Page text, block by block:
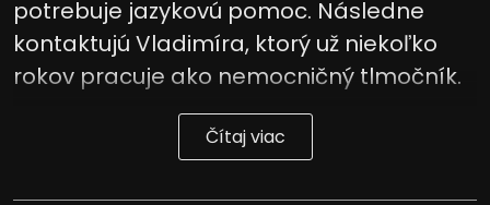
potrebuje jazykovú pomoc. Následne
kontaktujú Vladimíra, ktorý už niekoľko
rokov pracuje ako nemocničný tlmočník.
Čítaj viac